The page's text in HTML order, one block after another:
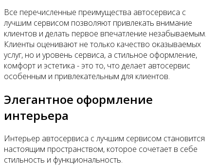
Все перечисленные преимущества автосервиса с
лучшим сервисом позволяют привлекать внимание
клиентов и делать первое впечатление незабываемым.
Клиенты оценивают не только качество оказываемых
услуг, но и уровень сервиса, а стильное оформление,
комфорт и эстетика - это то, что делает автосервис
особенным и привлекательным для клиентов.
Элегантное оформление
интерьера
Интерьер автосервиса с лучшим сервисом становится
настоящим пространством, которое сочетает в себе
стильность и функциональность.